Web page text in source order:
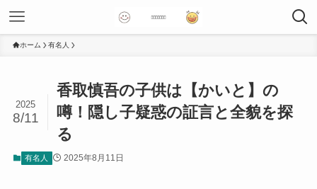
ホーム 有名人
香取慎吾の子供は【かいと】の
噂！隠し子疑惑の証言と全貌を探
る
2025
8/11
有名人 2025年8月11日